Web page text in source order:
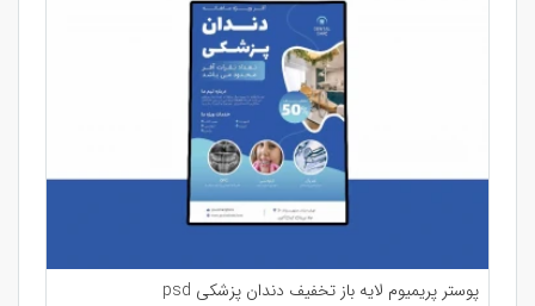
پوستر پریمیوم لایه باز تخفیف دندان پزشکی psd